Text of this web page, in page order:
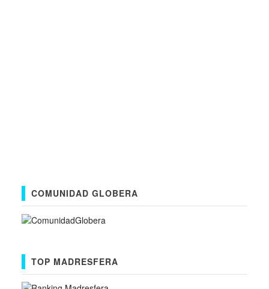
COMUNIDAD GLOBERA
TOP MADRESFERA